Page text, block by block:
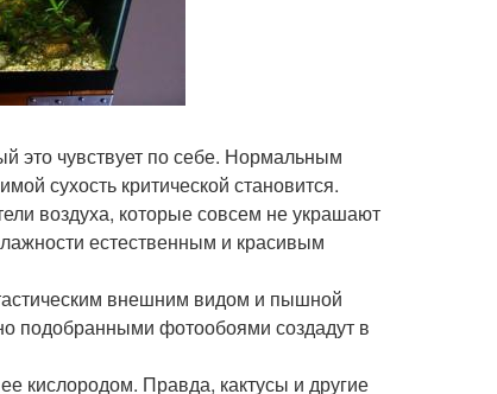
это чувствует по себе. Нормальным
сухость критической становится.
воздуха, которые совсем не украшают
естественным и красивым
внешним видом и пышной
подобранными фотообоями создадут в
кислородом. Правда, кактусы и другие